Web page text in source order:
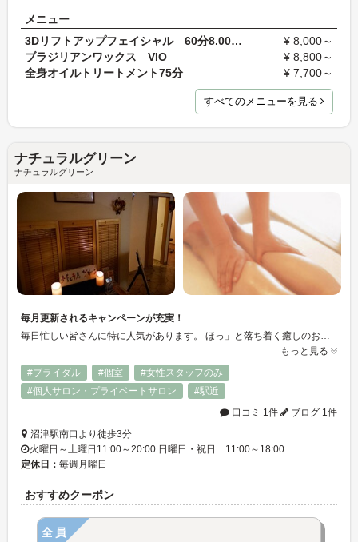
メニュー
3Dリフトアップフェイシャル 60分8.000円 75分11.0…
¥ 8,000～
ブラジリアンワックス VIO
¥ 8,800～
全身オイルトリートメント75分
¥ 7,700～
すべてのメニューを見る
ナチュラルグリーン
ナチュラルグリーン
毎月更新されるキャンペーンが充実！
毎日忙しい皆さんに特に人気があります。 ほっ」と落ち着く癒しのお時間を作ってください♪ 心休まる場所・・・いつでも癒されにいらしてください。
もっと見る
#ブライダル
#個室
#女性スタッフのみ
#個人サロン・プライベートサロン
#駅近
口コミ 1件
ブログ 1件
沼津駅南口より徒歩3分
火曜日～土曜日11:00～20:00 日曜日・祝日 11:00～18:00
定休日： 毎週月曜日
おすすめクーポン
全員